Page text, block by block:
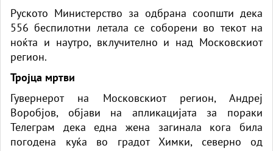
Руското Министерство за одбрана соопшти дека
556 беспилотни летала се соборени во текот на
ноќта и наутро, вклучително и над Московскиот
регион.
Тројца мртви
Гувернерот на Московскиот регион, Андреј
Воробјов, објави на апликацијата за пораки
Телеграм дека една жена загинала кога била
погодена куќа во градот Химки, северно од